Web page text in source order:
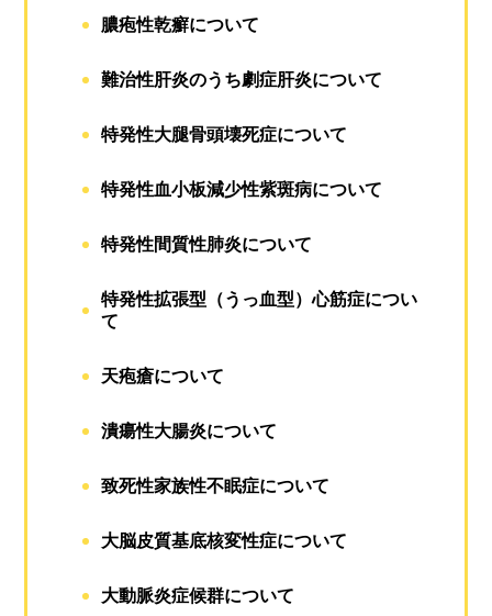
膿疱性乾癬について
難治性肝炎のうち劇症肝炎について
特発性大腿骨頭壊死症について
特発性血小板減少性紫斑病について
特発性間質性肺炎について
特発性拡張型（うっ血型）心筋症につい
て
天疱瘡について
潰瘍性大腸炎について
致死性家族性不眠症について
大脳皮質基底核変性症について
大動脈炎症候群について